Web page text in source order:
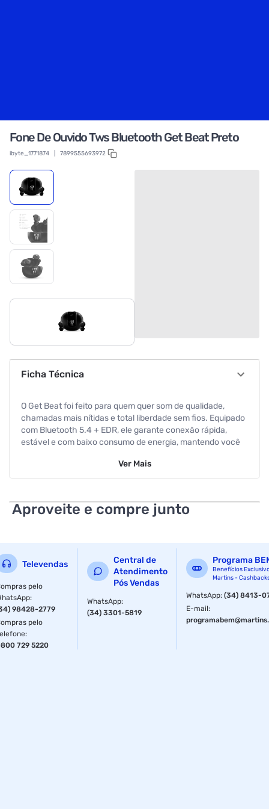
Fone De Ouvido Tws Bluetooth Get Beat Preto
ibyte_1771874 7899555693972
Ficha Técnica
O Get Beat foi feito para quem quer som de qualidade,
chamadas mais nítidas e total liberdade sem fios. Equipado
com Bluetooth 5.4 + EDR, ele garante conexão rápida,
estável e com baixo consumo de energia, mantendo você
Anatel 069262315249
Ver Mais
Aproveite e compre junto
Televendas
pelo
:
98428-2779
pelo
:
729 5220
Central de
Atendimento
Pós Vendas
WhatsApp:
(34) 3301-5819
Programa
Benefícios
Martins -
WhatsApp:(34) 8413-
E-mail: